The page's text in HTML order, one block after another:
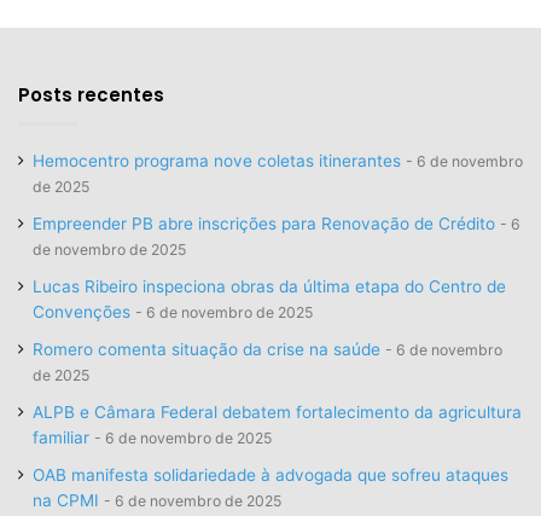
Posts recentes
Hemocentro programa nove coletas itinerantes
6 de novembro
de 2025
Empreender PB abre inscrições para Renovação de Crédito
6
de novembro de 2025
Lucas Ribeiro inspeciona obras da última etapa do Centro de
Convenções
6 de novembro de 2025
Romero comenta situação da crise na saúde
6 de novembro
de 2025
ALPB e Câmara Federal debatem fortalecimento da agricultura
familiar
6 de novembro de 2025
OAB manifesta solidariedade à advogada que sofreu ataques
na CPMI
6 de novembro de 2025